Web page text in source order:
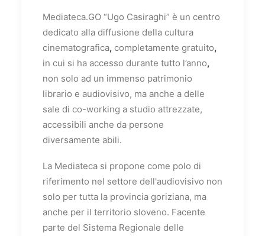
Mediateca.GO “Ugo Casiraghi” è un centro
dedicato alla diffusione della cultura
cinematografica, completamente gratuito,
in cui si ha accesso durante tutto l’anno,
non solo ad un immenso patrimonio
librario e audiovisivo, ma anche a delle
sale di co-working a studio attrezzate,
accessibili anche da persone
diversamente abili.
La Mediateca si propone come polo di
riferimento nel settore dell'audiovisivo non
solo per tutta la provincia goriziana, ma
anche per il territorio sloveno. Facente
parte del Sistema Regionale delle